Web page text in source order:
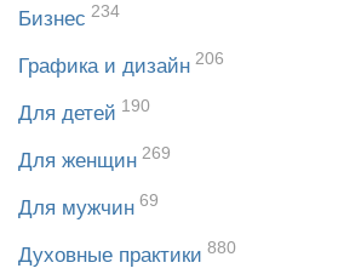
Бизнес 234
Графика и дизайн 206
Для детей 190
Для женщин 269
Для мужчин 69
Духовные практики 880